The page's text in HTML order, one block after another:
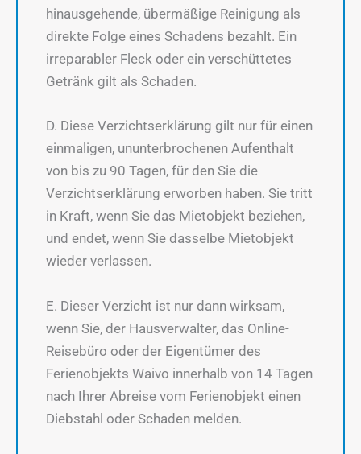
hinausgehende, übermäßige Reinigung als
direkte Folge eines Schadens bezahlt. Ein
irreparabler Fleck oder ein verschüttetes
Getränk gilt als Schaden.
D. Diese Verzichtserklärung gilt nur für einen
einmaligen, ununterbrochenen Aufenthalt
von bis zu 90 Tagen, für den Sie die
Verzichtserklärung erworben haben. Sie tritt
in Kraft, wenn Sie das Mietobjekt beziehen,
und endet, wenn Sie dasselbe Mietobjekt
wieder verlassen.
E. Dieser Verzicht ist nur dann wirksam,
wenn Sie, der Hausverwalter, das Online-
Reisebüro oder der Eigentümer des
Ferienobjekts Waivo innerhalb von 14 Tagen
nach Ihrer Abreise vom Ferienobjekt einen
Diebstahl oder Schaden melden.